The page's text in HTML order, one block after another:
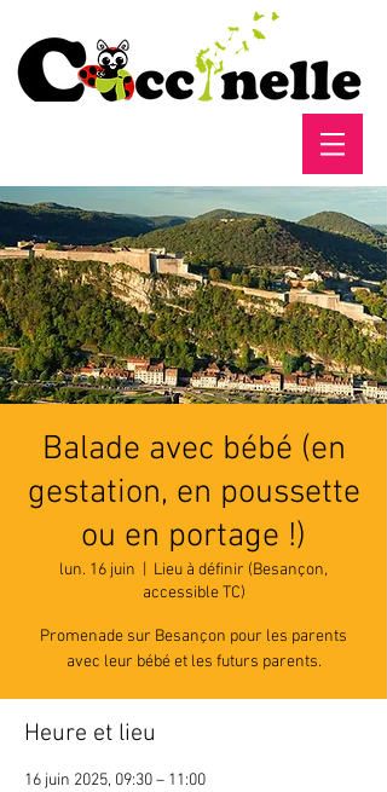
Balade avec bébé (en
gestation, en poussette
ou en portage !)
lun. 16 juin
Lieu à définir (Besançon,
accessible TC)
Promenade sur Besançon pour les parents
avec leur bébé et les futurs parents.
Heure et lieu
16 juin 2025, 09:30 – 11:00